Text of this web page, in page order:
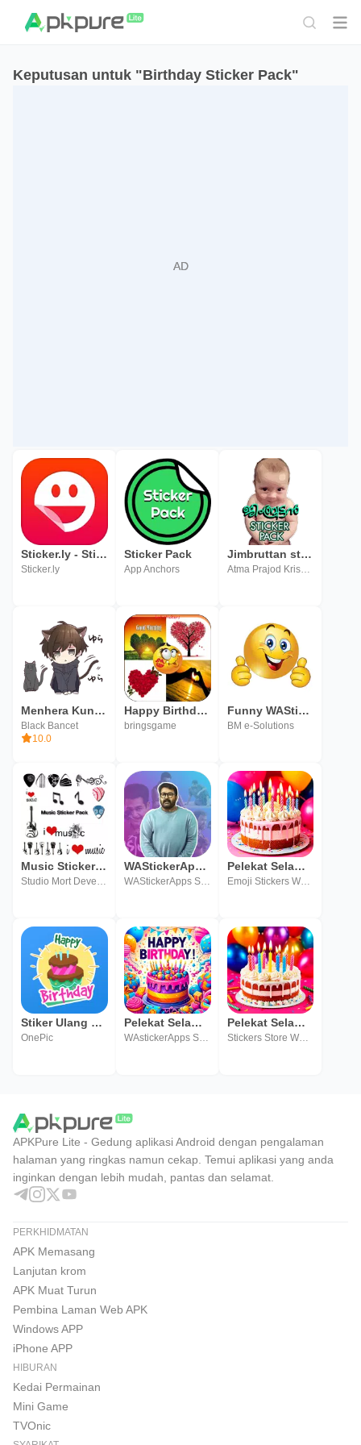
Keputusan untuk "Birthday Sticker Pack"
Sticker.ly - Sticker Maker & Sticker Pack
Sticker.ly
Sticker Pack
App Anchors
Jimbruttan sticker pack
Atma Prajod Krishna
Menhera Kun Sticker Pack
Black Bancet
10.0
Happy Birthday & Love Sticker
bringsgame
Funny WASticker Sticker Pack
BM e-Solutions
Music Sticker Pack
Studio Mort Development
WAStickerApps Malayalam Sticker Pack
WAStickerApps Sticker Pack
Pelekat Selamat Hari Lahir
Emoji Stickers WAStickerApps
Stiker Ulang Tahun - WASticker
OnePic
Pelekat Selamat Hari Lahir
WAstickerApps Stickers Store
Pelekat Selamat Hari Lahir
Stickers Store WAStickerApps
APKPure Lite - Gedung aplikasi Android dengan pengalaman
halaman yang ringkas namun cekap. Temui aplikasi yang anda
inginkan dengan lebih mudah, pantas dan selamat.
PERKHIDMATAN
APK Memasang
Lanjutan krom
APK Muat Turun
Pembina Laman Web APK
Windows APP
iPhone APP
HIBURAN
Kedai Permainan
Mini Game
TVOnic